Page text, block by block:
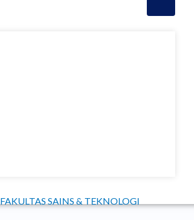
FAKULTAS SAINS & TEKNOLOGI